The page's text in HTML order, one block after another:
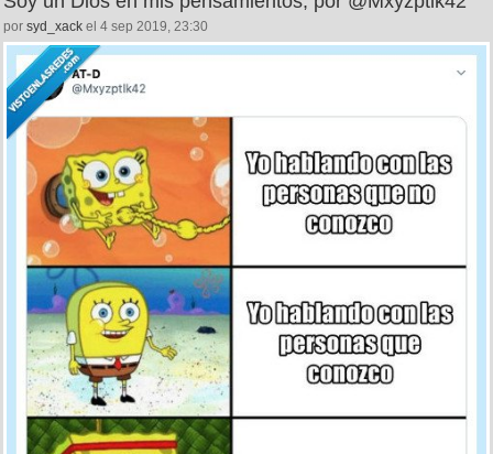
por syd_xack el 4 sep 2019, 23:30